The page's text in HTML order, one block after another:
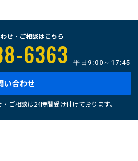
せ・ご相談はこちら
6363 平日 9:00～17:45
い合わせ
ご相談は24時間受け付けております。